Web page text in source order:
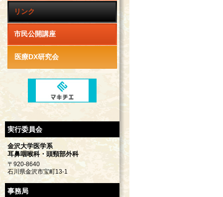
リンク
市民公開講座
医療DX研究会
実行委員会
金沢大学医学系
耳鼻咽喉科・頭頸部外科
〒920-8640
石川県金沢市宝町13-1
事務局